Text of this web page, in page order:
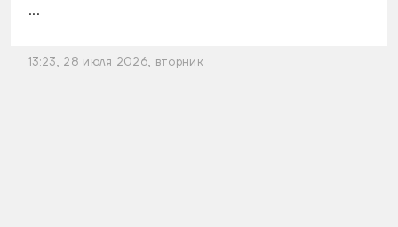
...
13:23, 28 июля 2026, вторник